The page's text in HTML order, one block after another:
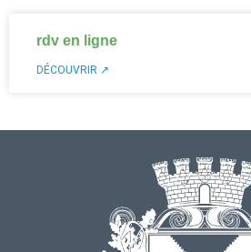
rdv en ligne
DÉCOUVRIR ↗